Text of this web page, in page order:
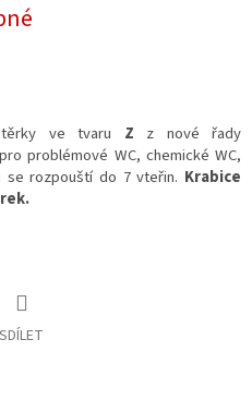
ve tvaru Z z nové řady
problémové WC, chemické WC,
se rozpouští do 7 vteřin. Krabice
SDÍLET